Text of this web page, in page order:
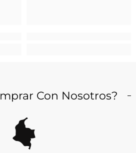
Con Nosotros?